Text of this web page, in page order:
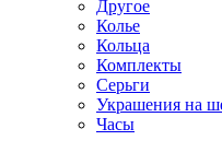
Другое
Колье
Кольца
Комплекты
Серьги
Украшения на
Часы